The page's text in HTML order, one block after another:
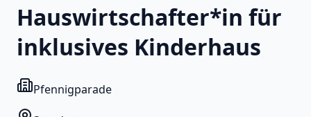
Hauswirtschafter*in für
inklusives Kinderhaus
Pfennigparade